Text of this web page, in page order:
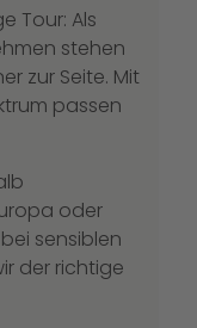
Tour: Als
stehen
zur Seite. Mit
passen
oder
sensiblen
der richtige